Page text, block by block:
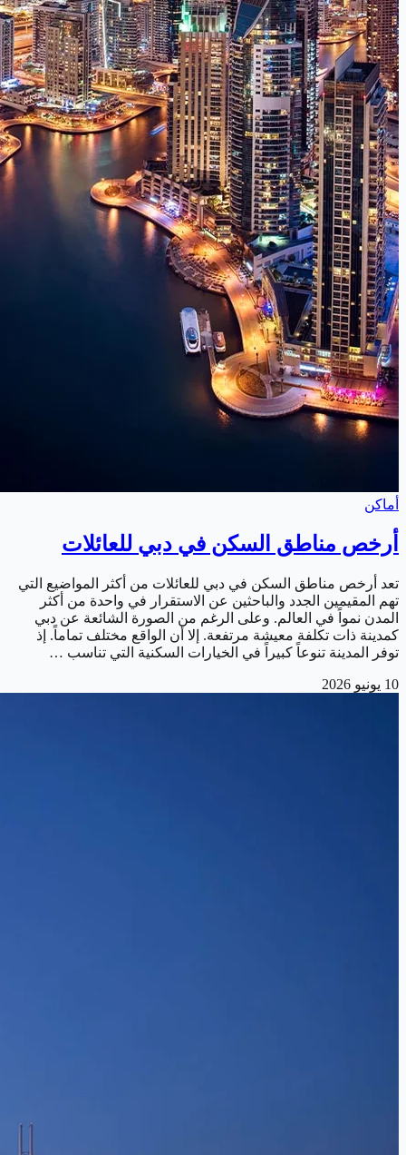
أماكن
أرخص مناطق السكن في دبي للعائلات
تعد أرخص مناطق السكن في دبي للعائلات من أكثر المواضيع التي
تهم المقيمين الجدد والباحثين عن الاستقرار في واحدة من أكثر
المدن نمواً في العالم. وعلى الرغم من الصورة الشائعة عن دبي
كمدينة ذات تكلفة معيشة مرتفعة. إلا أن الواقع مختلف تماماً. إذ
توفر المدينة تنوعاً كبيراً في الخيارات السكنية التي تناسب …
10 يونيو 2026